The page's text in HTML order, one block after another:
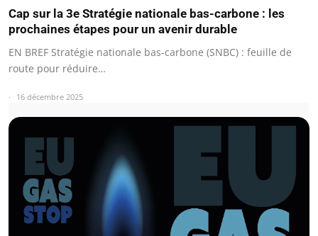
Cap sur la 3e Stratégie nationale bas-carbone : les
prochaines étapes pour un avenir durable
EN BREF Stratégie nationale bas-carbone (SNBC) : feuille de
route pour réduire…
16 décembre 2025